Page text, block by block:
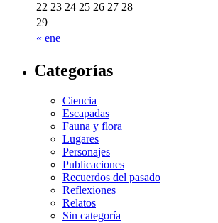
« ene
22 23 24 25 26 27 28
29
Categorías
Ciencia
Escapadas
Fauna y flora
Lugares
Personajes
Publicaciones
Recuerdos del pasado
Reflexiones
Relatos
Sin categoría